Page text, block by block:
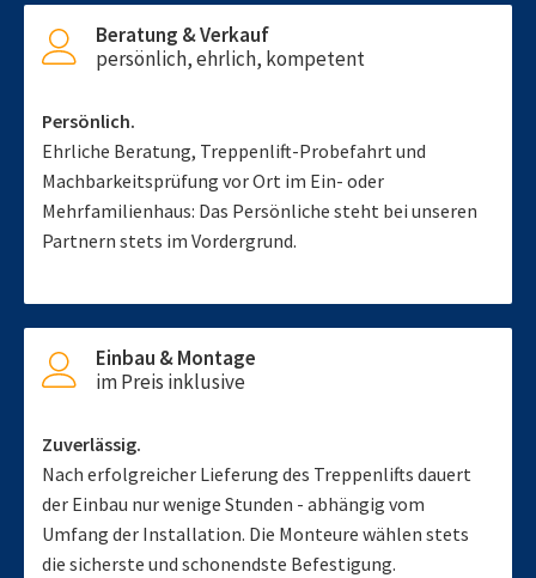
Beratung & Verkauf
persönlich, ehrlich, kompetent
Persönlich.
Ehrliche Beratung, Treppenlift-Probefahrt und
Machbarkeitsprüfung vor Ort im Ein- oder
Mehrfamilienhaus: Das Persönliche steht bei unseren
Partnern stets im Vordergrund.
Einbau & Montage
im Preis inklusive
Zuverlässig.
Nach erfolgreicher Lieferung des Treppenlifts dauert
der Einbau nur wenige Stunden - abhängig vom
Umfang der Installation. Die Monteure wählen stets
die sicherste und schonendste Befestigung.